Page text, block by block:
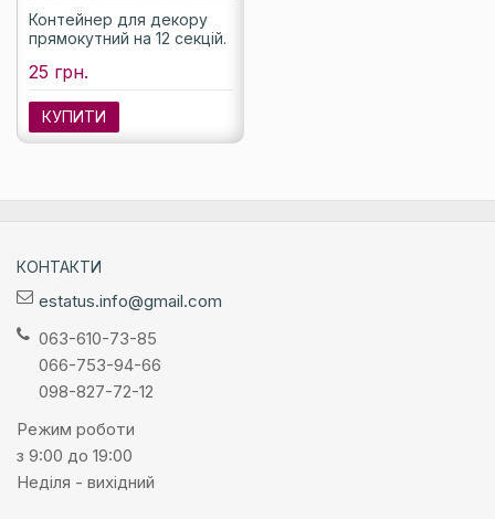
Контейнер для декору
прямокутний на 12 секцій.
25 грн.
КУПИТИ
КОНТАКТИ
estatus.info@gmail.com
063-610-73-85
066-753-94-66
098-827-72-12
Режим роботи
з 9:00 до 19:00
Неділя - вихідний